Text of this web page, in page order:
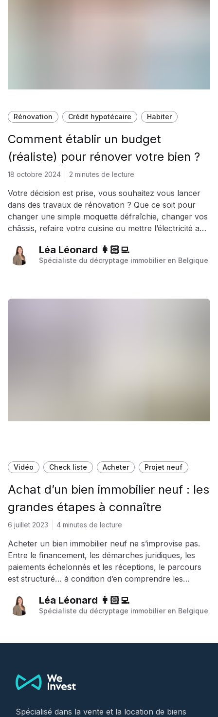
Rénovation Crédit hypotécaire Habiter
Comment établir un budget
(réaliste) pour rénover votre bien ?
18 octobre 2024 2 minutes de lecture
Votre décision est prise, vous souhaitez vous lancer
dans des travaux de rénovation ? Que ce soit pour
changer une simple moquette défraîchie, changer vos
châssis, refaire votre cuisine ou mettre l’électricité aux
travaux et voir s'il entre en adéquation avec celui que
vous vouliez y accorder. Voici les clés pour établir un
Léa Léonard 👩🏻‍💻
Spécialiste du décryptage immobilier en Belgique
Vidéo Check liste Acheter Projet neuf
Achat d’un bien immobilier neuf : les
grandes étapes à connaître
6 juillet 2023 4 minutes de lecture
Acheter un bien immobilier neuf ne s’improvise pas.
Entre le financement, les démarches juridiques, les
paiements échelonnés et les réceptions, le parcours
est structuré… à condition d’en comprendre les
Léa Léonard 👩🏻‍💻
Spécialiste du décryptage immobilier en Belgique
Spécialisé dans la vente et la location de biens